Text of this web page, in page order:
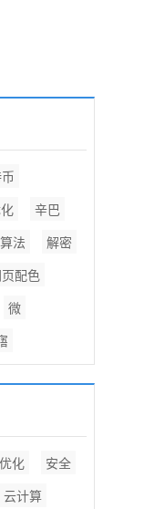
辛巴
法
解密
配色
微
化
安全
云计算